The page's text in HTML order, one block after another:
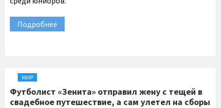
Подробнее
МИР
Футболист «Зенита» отправил жену с тещей в
свадебное путешествие, а сам улетел на сборы